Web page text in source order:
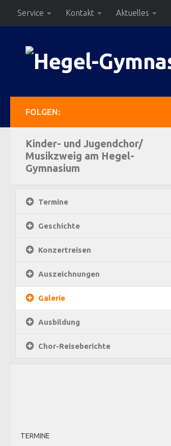
Zum Inhalt springen
Service Kontakt Aktuelles
FOLGEN:
Kinder- und Jugendchor/
Musikzweig am Hegel-
Gymnasium
Termine
Geschichte
Konzertreisen
Auszeichnungen
Galerie
Ausbildung
Chor-Reiseberichte
TERMINE